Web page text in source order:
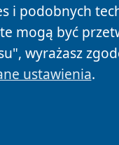
i podobnych
mogą być
wyrażasz
ustawienia.